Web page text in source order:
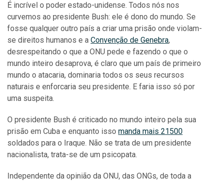
É incrível o poder estado-unidense. Todos nós nos
curvemos ao presidente Bush: ele é dono do mundo. Se
fosse qualquer outro país a criar uma prisão onde violam-
se direitos humanos e a Convenção de Genebra,
desrespeitando o que a ONU pede e fazendo o que o
mundo inteiro desaprova, é claro que um país de primeiro
mundo o atacaria, dominaria todos os seus recursos
naturais e enforcaria seu presidente. E faria isso só por
uma suspeita.
O presidente Bush é criticado no mundo inteiro pela sua
prisão em Cuba e enquanto isso manda mais 21500
soldados para o Iraque. Não se trata de um presidente
nacionalista, trata-se de um psicopata.
Independente da opinião da ONU, das ONGs, de toda a